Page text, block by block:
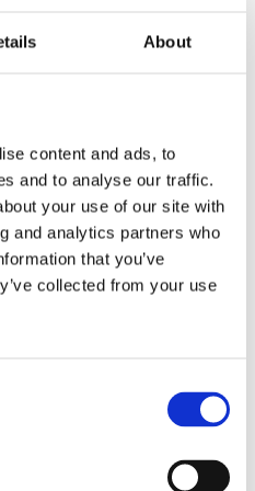
About
content and ads, to
and to analyse our traffic.
your use of our site with
and analytics partners who
that you’ve
collected from your use
2 fajta sütit vagy 1 sütit
magunk által
is megmutathatjuk,
akár cukor nélkül,
is lehet finom
edzési
A hideg időjárás miatt
háttérbe szorulhatnak.
az edzéssel, keressünk
bent végezhetőek.
kivi Szinte minden
tartalommal bír, mint a
citrom, lime. A C-